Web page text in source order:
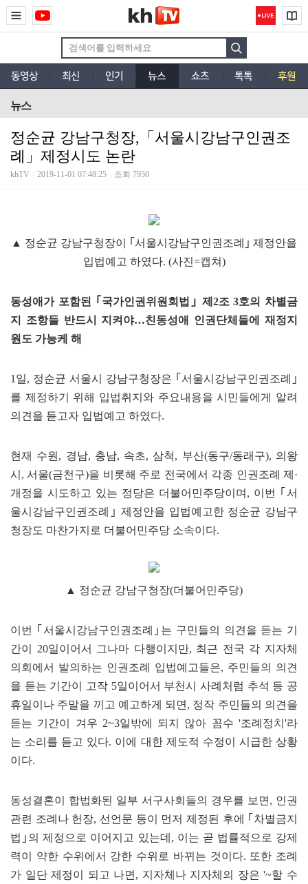
동영상 최신 인기 뉴스 쇼츠 톡톡 후원
뉴스
정순균 강남구청장,「서울시강남구인권조
례」제정시도 논란
khTV 2019-11-01 07:48:25 조회 7950
▲ 정순균 강남구청장이 ｢서울시강남구인권조례｣ 제정안을
입법예고 하였다. (사진=캡쳐)
동성애가 포함된 ｢국가인권위원회법｣ 제2조 3호의 차별금
지 조항들 반드시 지켜야…친동성애 인권단체들에 재정지
원도 가능케 해
1일, 정순균 서울시 강남구청장은 ｢서울시강남구인권조례｣
를 제정하기 위해 입법취지와 주요내용을 시민들에게 알려
의견을 듣고자 입법예고 하였다.
현재 수원, 경남, 충남, 속초, 삼척, 부산(동구/동래구), 의왕
시, 서울(금천구)을 비롯해 주로 전국에서 각종 인권조례 제·
개정을 시도하고 있는 정당은 더불어민주당이며, 이번 ｢서
울시강남구인권조례｣ 제정안을 입법예고한 정순균 강남구
청장도 마찬가지로 더불어민주당 소속이다.
▲ 정순균 강남구청장(더불어민주당)
이번 ｢서울시강남구인권조례｣는 구민들의 의견을 듣는 기
간이 20일이어서 그나마 다행이지만, 최근 전국 각 지자체
의회에서 발의하는 인권조례 입법예고들은, 주민들의 의견
을 듣는 기간이 고작 5일이어서 부천시 사례처럼 추석 등 공
휴일이나 주말을 끼고 예고하게 되면, 정작 주민들의 의견을
듣는 기간이 겨우 2~3일밖에 되지 않아 꼼수 '조례정치'라
는 소리를 듣고 있다. 이에 대한 제도적 수정이 시급한 상황
이다.
동성결혼이 합법화된 일부 서구사회들의 경우를 보면, 인권
관련 조례나 헌장, 선언문 등이 먼저 제정된 후에 ｢차별금지
법｣의 제정으로 이어지고 있는데, 이는 곧 법률적으로 강제
력이 약한 수위에서 강한 수위로 바뀌는 것이다. 또한 조례
가 일단 제정이 되고 나면, 지자체나 지자체의 장은 '~할 수